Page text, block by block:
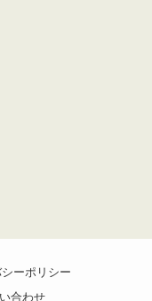
シーポリシー
合わせ